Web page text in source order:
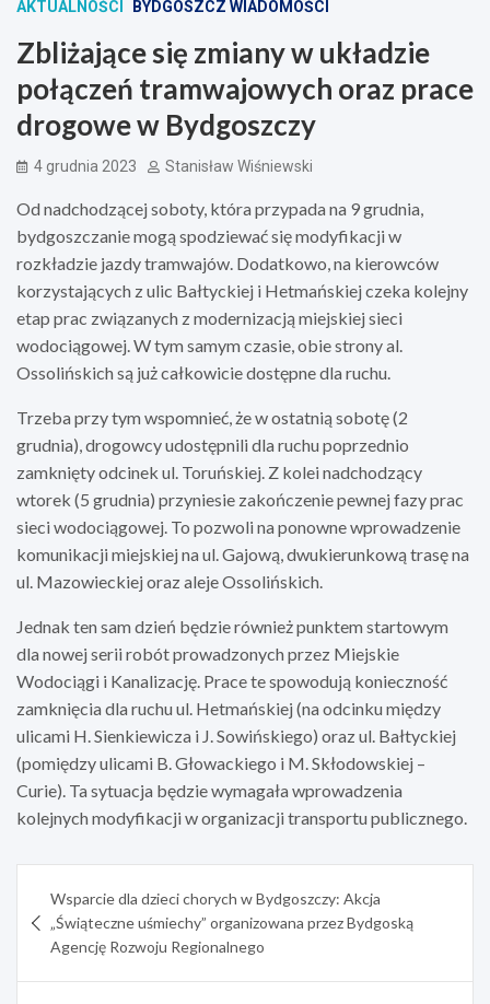
AKTUALNOŚCI BYDGOSZCZ WIADOMOŚCI
Zbliżające się zmiany w układzie
połączeń tramwajowych oraz prace
drogowe w Bydgoszczy
4 grudnia 2023 Stanisław Wiśniewski
Od nadchodzącej soboty, która przypada na 9 grudnia,
bydgoszczanie mogą spodziewać się modyfikacji w
rozkładzie jazdy tramwajów. Dodatkowo, na kierowców
korzystających z ulic Bałtyckiej i Hetmańskiej czeka kolejny
etap prac związanych z modernizacją miejskiej sieci
wodociągowej. W tym samym czasie, obie strony al.
Ossolińskich są już całkowicie dostępne dla ruchu.
Trzeba przy tym wspomnieć, że w ostatnią sobotę (2
grudnia), drogowcy udostępnili dla ruchu poprzednio
zamknięty odcinek ul. Toruńskiej. Z kolei nadchodzący
wtorek (5 grudnia) przyniesie zakończenie pewnej fazy prac
sieci wodociągowej. To pozwoli na ponowne wprowadzenie
komunikacji miejskiej na ul. Gajową, dwukierunkową trasę na
ul. Mazowieckiej oraz aleje Ossolińskich.
Jednak ten sam dzień będzie również punktem startowym
dla nowej serii robót prowadzonych przez Miejskie
Wodociągi i Kanalizację. Prace te spowodują konieczność
zamknięcia dla ruchu ul. Hetmańskiej (na odcinku między
ulicami H. Sienkiewicza i J. Sowińskiego) oraz ul. Bałtyckiej
(pomiędzy ulicami B. Głowackiego i M. Skłodowskiej –
Curie). Ta sytuacja będzie wymagała wprowadzenia
kolejnych modyfikacji w organizacji transportu publicznego.
wpisu
Wsparcie dla dzieci chorych w Bydgoszczy: Akcja
„Świąteczne uśmiechy” organizowana przez Bydgoską
Agencję Rozwoju Regionalnego